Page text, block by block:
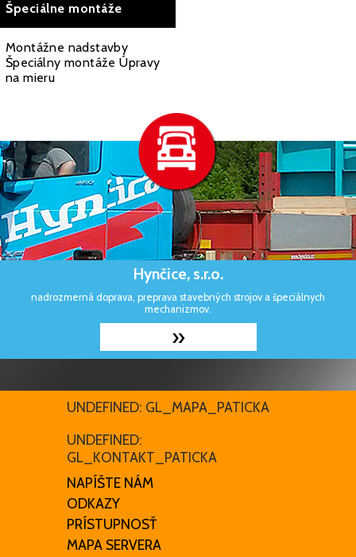
Špeciálne montáže
Montážne nadstavby
Špeciálny montáže Úpravy
na mieru
Hynčice, s.r.o.
nadrozmerná doprava, preprava stavebných strojov a špeciálnych
mechanizmov.
»
UNDEFINED: GL_MAPA_PATICKA
UNDEFINED:
GL_KONTAKT_PATICKA
NAPÍŠTE NÁM
ODKAZY
PRÍSTUPNOSŤ
MAPA SERVERA